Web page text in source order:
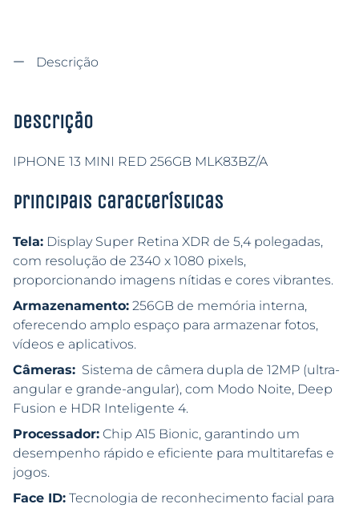
Descrição
Descrição
IPHONE 13 MINI RED 256GB MLK83BZ/A
Principais características
Tela: Display Super Retina XDR de 5,4 polegadas,
com resolução de 2340 x 1080 pixels,
proporcionando imagens nítidas e cores vibrantes.
Armazenamento: 256GB de memória interna,
oferecendo amplo espaço para armazenar fotos,
vídeos e aplicativos.
Câmeras: Sistema de câmera dupla de 12MP (ultra-
angular e grande-angular), com Modo Noite, Deep
Fusion e HDR Inteligente 4.
Processador: Chip A15 Bionic, garantindo um
desempenho rápido e eficiente para multitarefas e
jogos.
Face ID: Tecnologia de reconhecimento facial para